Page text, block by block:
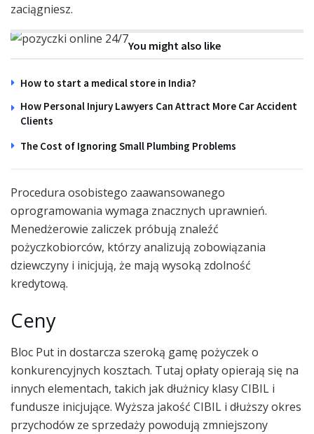
zaciągniesz.
You might also like
How to start a medical store in India?
How Personal Injury Lawyers Can Attract More Car Accident
Clients
The Cost of Ignoring Small Plumbing Problems
Procedura osobistego zaawansowanego
oprogramowania wymaga znacznych uprawnień.
Menedżerowie zaliczek próbują znaleźć
pożyczkobiorców, którzy analizują zobowiązania
dziewczyny i inicjują, że mają wysoką zdolność
kredytową.
Ceny
Bloc Put in dostarcza szeroką gamę pożyczek o
konkurencyjnych kosztach. Tutaj opłaty opierają się na
innych elementach, takich jak dłużnicy klasy CIBIL i
fundusze inicjujące. Wyższa jakość CIBIL i dłuższy okres
przychodów ze sprzedaży powodują zmniejszony